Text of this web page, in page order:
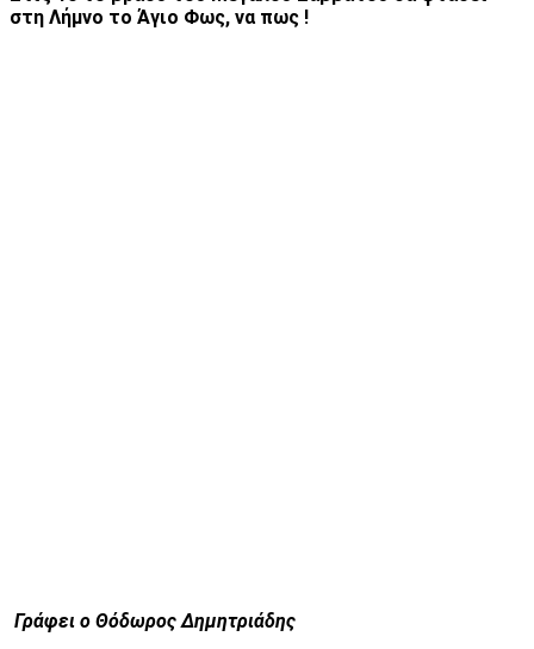
στη Λήμνο το Άγιο Φως, να πως !
Γράφει ο Θόδωρος Δημητριάδης